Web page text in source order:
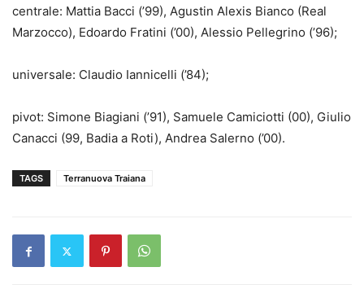
centrale: Mattia Bacci (’99), Agustin Alexis Bianco (Real
Marzocco), Edoardo Fratini (’00), Alessio Pellegrino (’96);
universale: Claudio Iannicelli (’84);
pivot: Simone Biagiani (’91), Samuele Camiciotti (00), Giulio
Canacci (99, Badia a Roti), Andrea Salerno (’00).
TAGS Terranuova Traiana